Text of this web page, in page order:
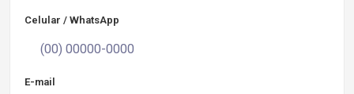
Celular / WhatsApp
E-mail